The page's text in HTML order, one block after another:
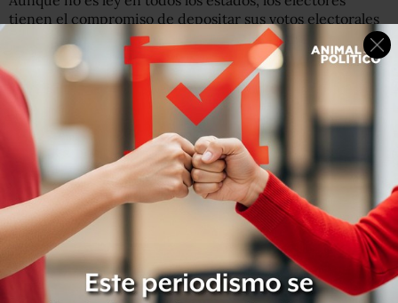
tienen el compromiso de depositar sus votos electorales
a favor del candidato que ganó en sus estados. En 2012,
quien reciba 270 o más votos electorales gana la
presidencia de Estados Unidos.
Sin embargo, es un sistema en el que el ganador se queda
con todo y el que muchos consideran ha tergiversado la
representación del pueblo en sus líderes y la forma como
estos hacen campaña.
Si un candidato gana por un voto directo en California, se
lleva todos los votos electorales, 55. De la misma manera,
si gana por cinco mil votos directos en Wyoming, se lleva
apenas tres votos electorales.